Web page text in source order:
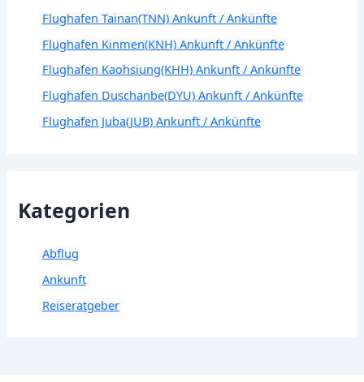
Flughafen Tainan(TNN) Ankunft / Ankünfte
Flughafen Kinmen(KNH) Ankunft / Ankünfte
Flughafen Kaohsiung(KHH) Ankunft / Ankünfte
Flughafen Duschanbe(DYU) Ankunft / Ankünfte
Flughafen Juba(JUB) Ankunft / Ankünfte
Kategorien
Abflug
Ankunft
Reiseratgeber